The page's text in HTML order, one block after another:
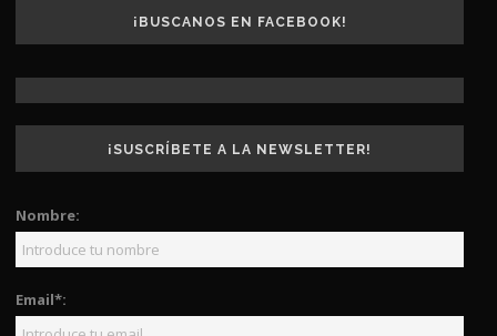
¡BUSCANOS EN FACEBOOK!
¡SUSCRÍBETE A LA NEWSLETTER!
Nombre:
Email*: